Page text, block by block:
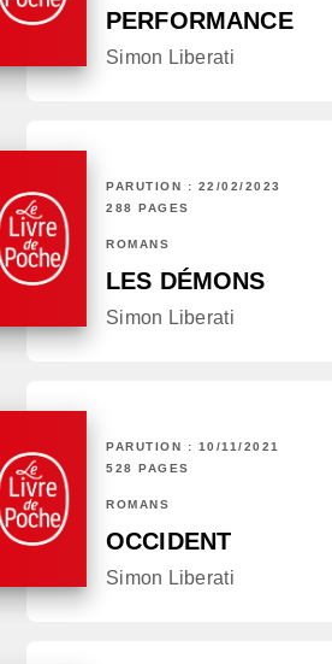
PERFORMANCE
Simon Liberati
PARUTION : 22/02/2023
288 PAGES
ROMANS
LES DÉMONS
Simon Liberati
PARUTION : 10/11/2021
528 PAGES
ROMANS
OCCIDENT
Simon Liberati